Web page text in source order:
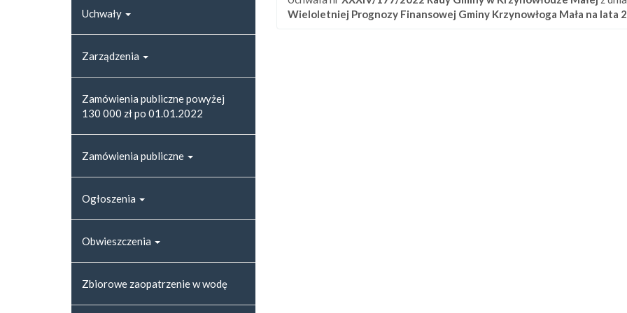
Uchwały
Zarządzenia
Zamówienia publiczne powyżej
130 000 zł po 01.01.2022
Zamówienia publiczne
Ogłoszenia
Obwieszczenia
Zbiorowe zaopatrzenie w wodę
Wieloletniej Prognozy Finansowej Gminy Krzynowłoga Mała na lata